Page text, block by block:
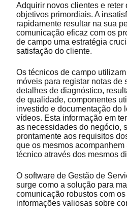
Adquirir novos clientes e reter
objetivos primordiais. A
rapidamente resultar na sua
comunicação eficaz com os
de campo uma estratégia
satisfação do cliente.
Os técnicos de campo
móveis para registar notas de
detalhes de diagnóstico,
de qualidade, componentes
investido e documentação do
vídeos. Esta informação em
as necessidades do negócio,
prontamente aos requisitos
que os mesmos
técnico através dos mesmos
O software de Gestão de
surge como a solução para
comunicação robustos com
informações valiosas sobre